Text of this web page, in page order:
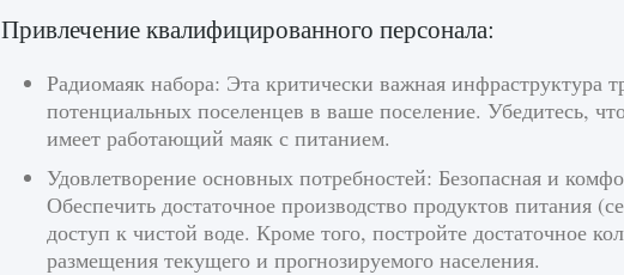
Привлечение квалифицированного персонала:
Радиомаяк набора: Эта критически важная инфраструктура
потенциальных поселенцев в ваше поселение. Убедитесь,
имеет работающий маяк с питанием.
Удовлетворение основных потребностей: Безопасная и
Обеспечить достаточное производство продуктов питания
доступ к чистой воде. Кроме того, постройте достаточное
размещения текущего и прогнозируемого населения.